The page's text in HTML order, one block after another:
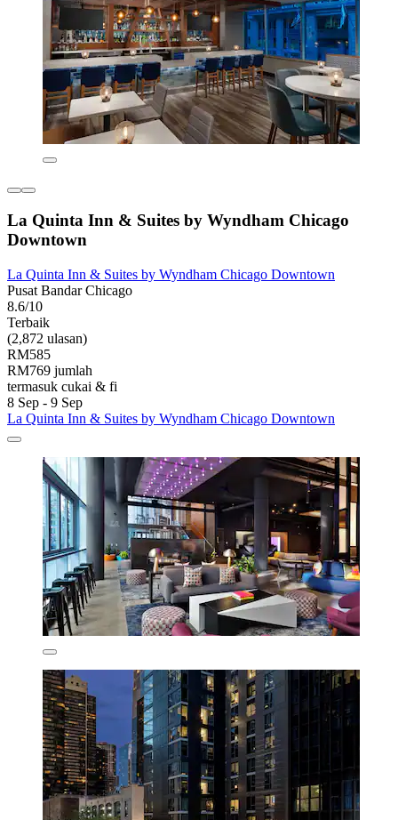
La Quinta Inn & Suites by Wyndham Chicago
Downtown
La Quinta Inn & Suites by Wyndham Chicago Downtown
Pusat Bandar Chicago
8.6/10
Terbaik
(2,872 ulasan)
RM585
RM769 jumlah
termasuk cukai & fi
8 Sep - 9 Sep
La Quinta Inn & Suites by Wyndham Chicago Downtown